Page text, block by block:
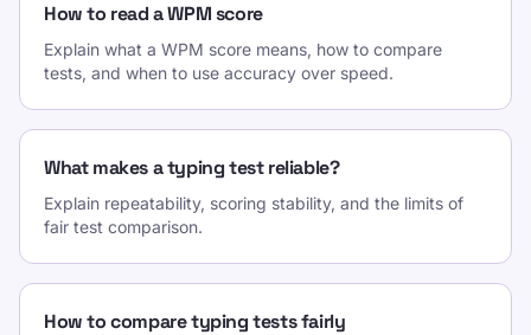
How to read a WPM score
Explain what a WPM score means, how to compare
tests, and when to use accuracy over speed.
What makes a typing test reliable?
Explain repeatability, scoring stability, and the limits of
fair test comparison.
How to compare typing tests fairly